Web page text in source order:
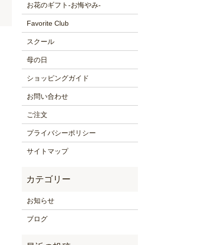
お花のギフト-お悔やみ-
Favorite Club
スクール
母の日
ショッピングガイド
お問い合わせ
ご注文
プライバシーポリシー
サイトマップ
お知らせ
ブログ